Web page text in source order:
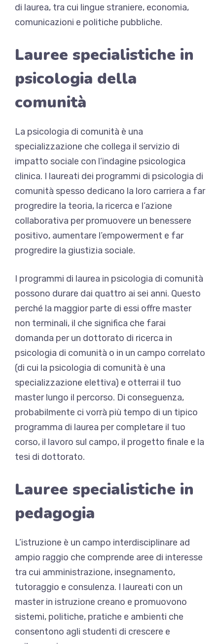
di laurea, tra cui lingue straniere, economia,
comunicazioni e politiche pubbliche.
Lauree specialistiche in
psicologia della
comunità
La psicologia di comunità è una
specializzazione che collega il servizio di
impatto sociale con l’indagine psicologica
clinica. I laureati dei programmi di psicologia di
comunità spesso dedicano la loro carriera a far
progredire la teoria, la ricerca e l’azione
collaborativa per promuovere un benessere
positivo, aumentare l’empowerment e far
progredire la giustizia sociale.
I programmi di laurea in psicologia di comunità
possono durare dai quattro ai sei anni. Questo
perché la maggior parte di essi offre master
non terminali, il che significa che farai
domanda per un dottorato di ricerca in
psicologia di comunità o in un campo correlato
(di cui la psicologia di comunità è una
specializzazione elettiva) e otterrai il tuo
master lungo il percorso. Di conseguenza,
probabilmente ci vorrà più tempo di un tipico
programma di laurea per completare il tuo
corso, il lavoro sul campo, il progetto finale e la
tesi di dottorato.
Lauree specialistiche in
pedagogia
L’istruzione è un campo interdisciplinare ad
ampio raggio che comprende aree di interesse
tra cui amministrazione, insegnamento,
tutoraggio e consulenza. I laureati con un
master in istruzione creano e promuovono
sistemi, politiche, pratiche e ambienti che
consentono agli studenti di crescere e